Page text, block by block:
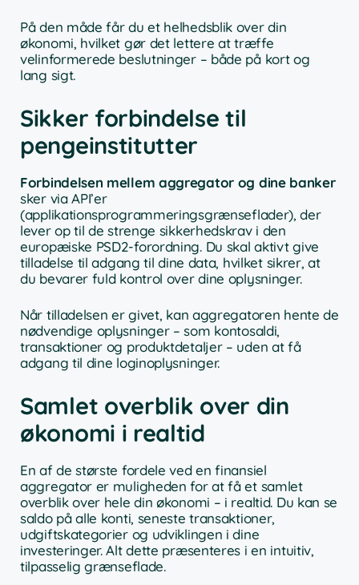
På den måde får du et helhedsblik over din
økonomi, hvilket gør det lettere at træffe
velinformerede beslutninger – både på kort og
lang sigt.
Sikker forbindelse til
pengeinstitutter
Forbindelsen mellem aggregator og dine banker
sker via API’er
(applikationsprogrammeringsgrænseflader), der
lever op til de strenge sikkerhedskrav i den
europæiske PSD2-forordning. Du skal aktivt give
tilladelse til adgang til dine data, hvilket sikrer, at
du bevarer fuld kontrol over dine oplysninger.
Når tilladelsen er givet, kan aggregatoren hente de
nødvendige oplysninger – som kontosaldi,
transaktioner og produktdetaljer – uden at få
adgang til dine loginoplysninger.
Samlet overblik over din
økonomi i realtid
En af de største fordele ved en finansiel
aggregator er muligheden for at få et samlet
overblik over hele din økonomi – i realtid. Du kan se
saldo på alle konti, seneste transaktioner,
udgiftskategorier og udviklingen i dine
investeringer. Alt dette præsenteres i en intuitiv,
tilpasselig grænseflade.